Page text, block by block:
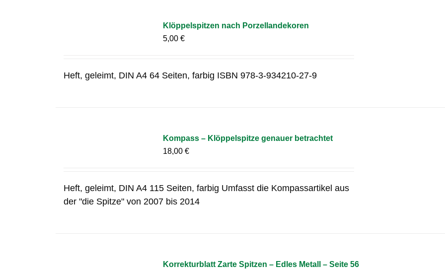
Klöppelspitzen nach Porzellandekoren
5,00€
Heft, geleimt, DIN A4 64 Seiten, farbig ISBN 978-3-934210-27-9
Kompass – Klöppelspitze genauer betrachtet
18,00€
Heft, geleimt, DIN A4 115 Seiten, farbig Umfasst die Kompassartikel aus
der "die Spitze" von 2007 bis 2014
Korrekturblatt Zarte Spitzen – Edles Metall – Seite 56